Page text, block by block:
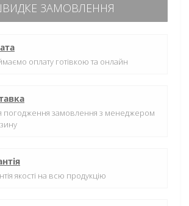
ЗАМОВЛЕННЯ
оплату готівкою та онлайн
погодження замовлення з менеджером
якості на всю продукцію